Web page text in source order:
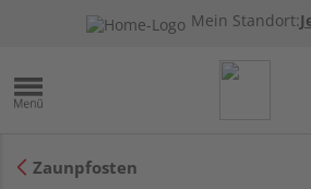
Mein Standort:
Zaunpfosten